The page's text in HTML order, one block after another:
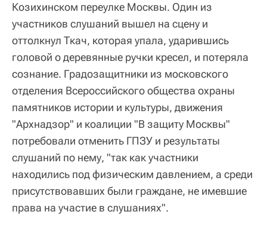
Козихинском переулке Москвы. Один из
участников слушаний вышел на сцену и
оттолкнул Ткач, которая упала, ударившись
головой о деревянные ручки кресел, и потеряла
сознание. Градозащитники из московского
отделения Всероссийского общества охраны
памятников истории и культуры, движения
"Архнадзор" и коалиции "В защиту Москвы"
потребовали отменить ГПЗУ и результаты
слушаний по нему, "так как участники
находились под физическим давлением, а среди
присутствовавших были граждане, не имевшие
права на участие в слушаниях".